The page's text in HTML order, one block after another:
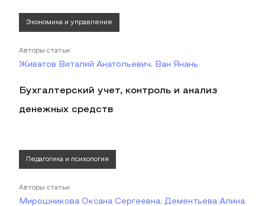
Экономика и управление
Авторы статьи
Живатов Виталий Анатольевич, Ван Янань
Бухгалтерский учет, контроль и анализ
денежных средств
Педагогика и психология
Авторы статьи
Мирошникова Оксана Сергеевна, Дементьева Алина